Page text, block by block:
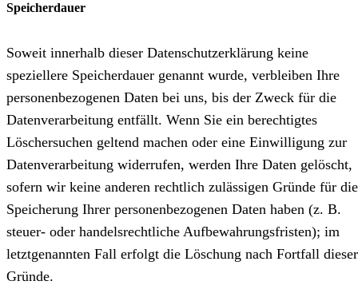
Speicherdauer
Soweit innerhalb dieser Datenschutzerklärung keine
speziellere Speicherdauer genannt wurde, verbleiben Ihre
personenbezogenen Daten bei uns, bis der Zweck für die
Datenverarbeitung entfällt. Wenn Sie ein berechtigtes
Löschersuchen geltend machen oder eine Einwilligung zur
Datenverarbeitung widerrufen, werden Ihre Daten gelöscht,
sofern wir keine anderen rechtlich zulässigen Gründe für die
Speicherung Ihrer personenbezogenen Daten haben (z. B.
steuer- oder handelsrechtliche Aufbewahrungsfristen); im
letztgenannten Fall erfolgt die Löschung nach Fortfall dieser
Gründe.